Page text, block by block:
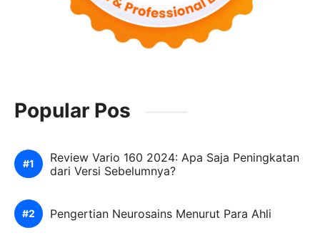
Popular Pos
Review Vario 160 2024: Apa Saja Peningkatan
dari Versi Sebelumnya?
Pengertian Neurosains Menurut Para Ahli